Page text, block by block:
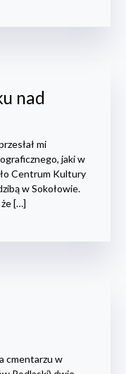
nad
mi
jaki w
Centrum Kultury
w Sokołowie.
[…]
cmentarzu w